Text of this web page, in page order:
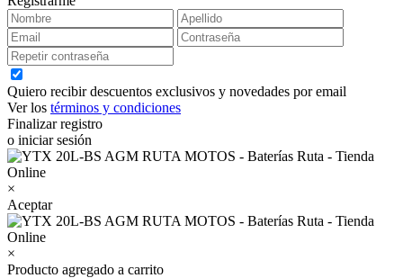
Quiero recibir descuentos exclusivos y novedades por email
Ver los términos y condiciones
Finalizar registro
o iniciar sesión
×
Aceptar
×
Producto agregado a carrito